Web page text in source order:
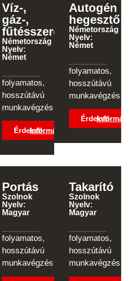
Víz-,
gáz-,
fűtésszerelő
Németország
Nyelv:
Német
folyamatos,
hosszútávú
munkavégzés
Érdekel!Információk
Autogén
hegesztő
Németország
Nyelv:
Német
folyamatos,
hosszútávú
munkavégzés
Érdekel!
Portás
Szolnok
Nyelv:
Magyar
folyamatos,
hosszútávú
munkavégzés
Takarító
Szolnok
Nyelv:
Magyar
folyamatos,
hosszútávú
munkavégzés